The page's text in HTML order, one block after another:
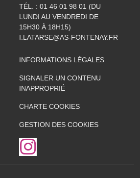
TÉL. : 01 46 01 98 01 (DU
LUNDI AU VENDREDI DE
15H30 À 18H15)
I.LATARSE@AS-FONTENAY.FR
INFORMATIONS LÉGALES
SIGNALER UN CONTENU
INAPPROPRIÉ
CHARTE COOKIES
GESTION DES COOKIES